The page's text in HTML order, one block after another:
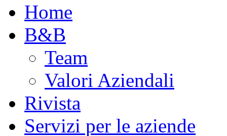
Home
B&B
Team
Valori Aziendali
Rivista
Servizi per le aziende